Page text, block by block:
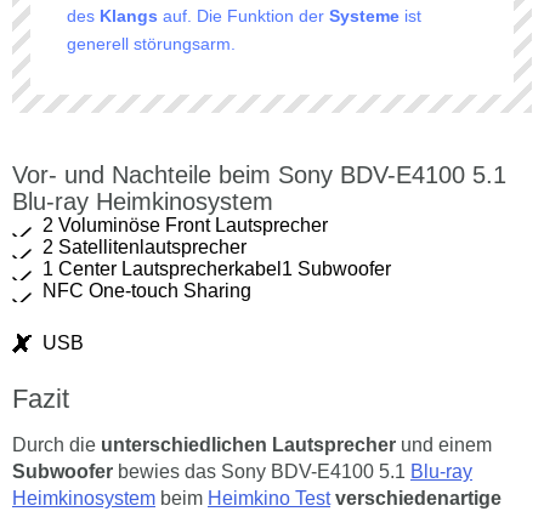
des Klangs auf. Die Funktion der Systeme ist
generell störungsarm.
Vor- und Nachteile beim Sony BDV-E4100 5.1
Blu-ray Heimkinosystem
2 Voluminöse Front Lautsprecher
2 Satellitenlautsprecher
1 Center Lautsprecherkabel1 Subwoofer
NFC One-touch Sharing
USB
Fazit
Durch die unterschiedlichen Lautsprecher und einem
Subwoofer bewies das Sony BDV-E4100 5.1 Blu-ray
Heimkinosystem beim Heimkino Test verschiedenartige